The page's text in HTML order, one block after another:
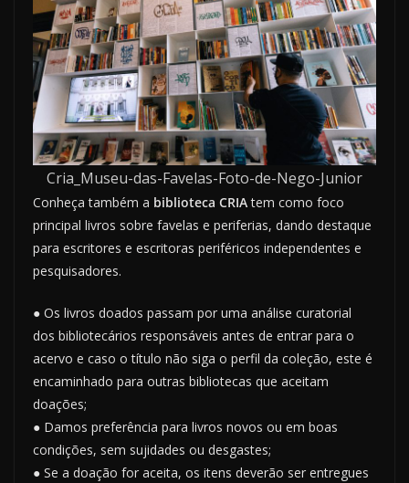
Cria_Museu-das-Favelas-Foto-de-Nego-Junior
Conheça também a biblioteca CRIAtem como foco
principal livros sobre favelas e periferias, dando destaque
para escritores e escritoras periféricos independentes e
pesquisadores.
● Os livros doados passam por uma análise curatorial
dos bibliotecários responsáveis antes de entrar para o
acervo e caso o título não siga o perfil da coleção, este é
encaminhado para outras bibliotecas que aceitam
doações;
● Damos preferência para livros novos ou em boas
condições, sem sujidades ou desgastes;
● Se a doação for aceita, os itens deverão ser entregues